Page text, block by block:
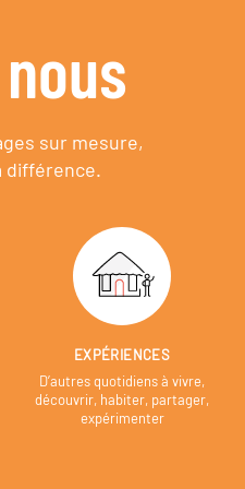
sur mesure,
différence.
EXPÉRIENCES
D’autres quotidiens à vivre,
découvrir, habiter, partager,
expérimenter